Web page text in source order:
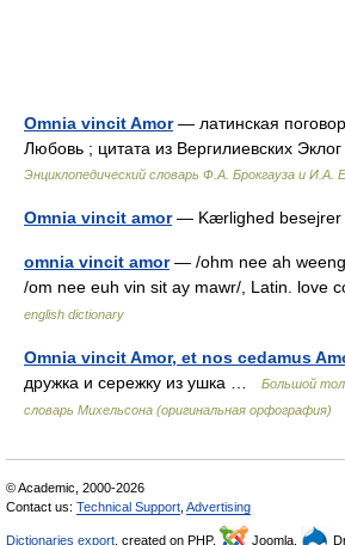
Omnia vincit Amor— латинская
Любовь ; цитата из Вергилиевских
Энциклопедический словарь Ф.А. Брокгауза и И.А.
Omnia vincit amor— Kærlighed
omnia vincit amor— /ohm nee ah weeng
/om nee euh vin sit ay mawr/, Latin. love
english dictionary
Omnia vincit Amor, et nos cedamus
дружка и сережку из ушка …
Большой
словарь Михельсона (оригинальная орфография)
© Academic, 2000-2026
Contact us: Technical Support Advertising
Dictionaries export , created on PHP, Joomla,